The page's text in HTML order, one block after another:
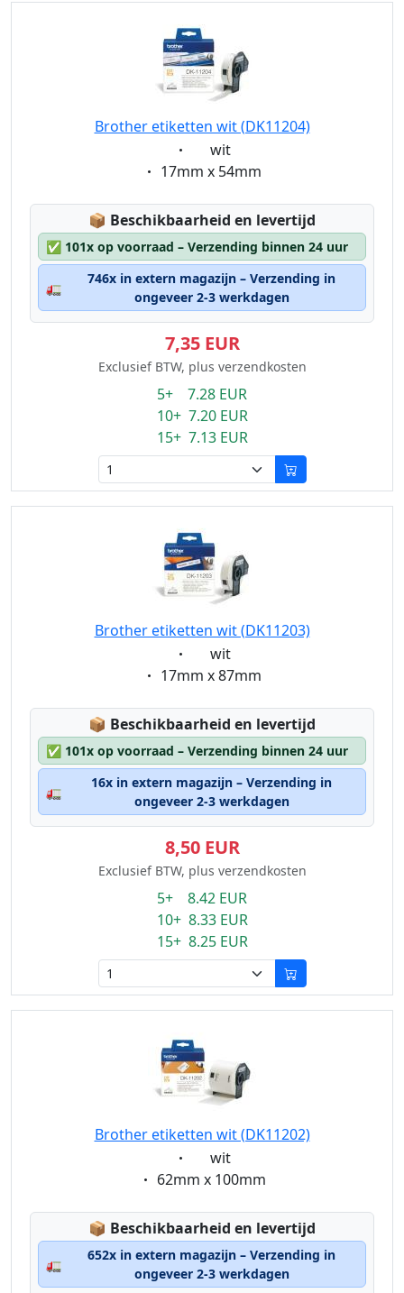
Brother etiketten wit (DK11204)
Eigenschaft:
wit
Eigenschaft:
17mm x 54mm
📦 Lagerstatus:
Beschikbaarheid en levertijd
✅ 101x op voorraad – Verzending binnen 24 uur
🚛
746x in extern magazijn – Verzending in
ongeveer 2-3 werkdagen
7,35 EUR
Exclusief BTW, plus verzendkosten
5+ 7.28 EUR
10+ 7.20 EUR
15+ 7.13 EUR
Brother etiketten wit (DK11203)
Eigenschaft:
wit
Eigenschaft:
17mm x 87mm
📦 Lagerstatus:
Beschikbaarheid en levertijd
✅ 101x op voorraad – Verzending binnen 24 uur
🚛
16x in extern magazijn – Verzending in
ongeveer 2-3 werkdagen
8,50 EUR
Exclusief BTW, plus verzendkosten
5+ 8.42 EUR
10+ 8.33 EUR
15+ 8.25 EUR
Brother etiketten wit (DK11202)
Eigenschaft:
wit
Eigenschaft:
62mm x 100mm
📦 Lagerstatus:
Beschikbaarheid en levertijd
🚛
652x in extern magazijn – Verzending in
ongeveer 2-3 werkdagen